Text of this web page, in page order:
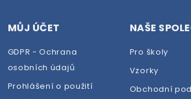
MŮJ ÚČET
GDPR - Ochrana
osobních údajů
Prohlášení o použití
NAŠE
Pro školy
Vzorky
Obchodní